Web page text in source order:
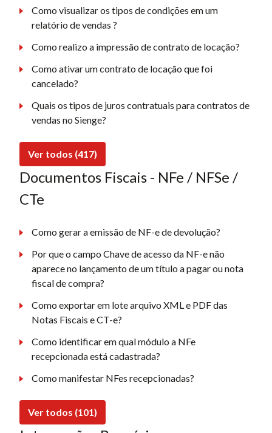
Como visualizar os tipos de condições em um
relatório de vendas ?
Como realizo a impressão de contrato de locação?
Como ativar um contrato de locação que foi
cancelado?
Quais os tipos de juros contratuais para contratos de
vendas no Sienge?
Ver todos (417)
Documentos Fiscais - NFe / NFSe /
CTe
Como gerar a emissão de NF-e de devolução?
Por que o campo Chave de acesso da NF-e não
aparece no lançamento de um título a pagar ou nota
fiscal de compra?
Como exportar em lote arquivo XML e PDF das
Notas Fiscais e CT-e?
Como identificar em qual módulo a NFe
recepcionada está cadastrada?
Como manifestar NFes recepcionadas?
Ver todos (101)